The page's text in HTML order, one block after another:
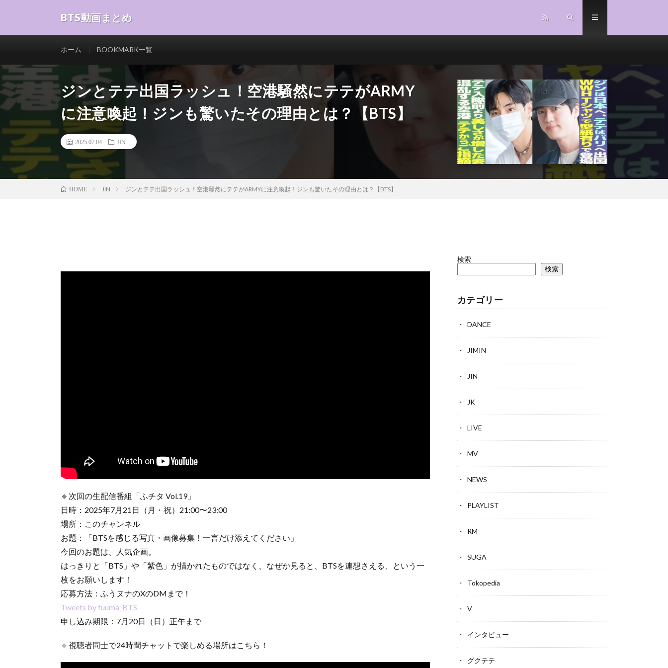
BTS動画まとめ
ホーム BOOKMARK一覧
ジンとテテ出国ラッシュ！空港騒然にテテがARMY
に注意喚起！ジンも驚いたその理由とは？【BTS】
2025.07.04 JIN
HOME JIN ジンとテテ出国ラッシュ！空港騒然にテテがARMYに注意喚起！ジンも驚いたその理由とは？【BTS】
🔸次回の生配信番組「ふチタ Vol.19」
日時：2025年7月21日（月・祝）21:00〜23:00
場所：このチャンネル
お題：「BTSを感じる写真・画像募集！一言だけ添えてください」
今回のお題は、人気企画。
はっきりと「BTS」や「紫色」が描かれたものではなく、なぜか見ると、BTSを連想さえる、という一
枚をお願いします！
応募方法：ふうヌナのXのDMまで！
Tweets by fuuma_BTS
申し込み期限：7月20日（日）正午まで
🔸視聴者同士で24時間チャットで楽しめる場所はこちら！
検索
検索
カテゴリー
DANCE
JIMIN
JIN
JK
LIVE
MV
NEWS
PLAYLIST
RM
SUGA
Tokopedia
V
インタビュー
グクテテ